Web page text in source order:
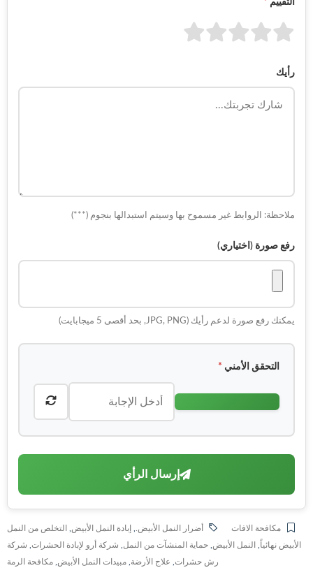
التقييم *
رأيك
ملاحظة: الروابط غير مسموح بها وسيتم استبدالها بنجوم (***)
رفع صورة (اختياري)
يمكنك رفع صورة لدعم رأيك (JPG, PNG, بحد أقصى 5 ميجابايت)
التحقق الأمني *
إرسال الرأي
مكافحة الافات أضرار النمل الأبيض. إبادة النمل الأبيض
التخلص من النمل
الأبيض نهائياً
النمل الأبيض حماية المنشآت من النمل شركة أرو لإبادة الحشرات شركة
رش حشرات علاج الأرضة مبيدات النمل الأبيض مكافحة الرمة